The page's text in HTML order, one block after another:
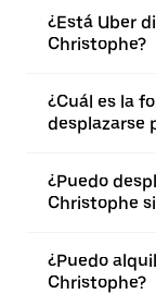
¿Está Uber
Christophe?
¿Cuál es la
desplazarse
¿Puedo
Christophe
¿Puedo
Christophe?